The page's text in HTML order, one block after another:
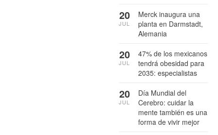
Merck inaugura una
planta en Darmstadt,
Alemania
20
JUL
47% de los mexicanos
tendrá obesidad para
2035: especialistas
20
JUL
Día Mundial del
Cerebro: cuidar la
mente también es una
forma de vivir mejor
20
JUL